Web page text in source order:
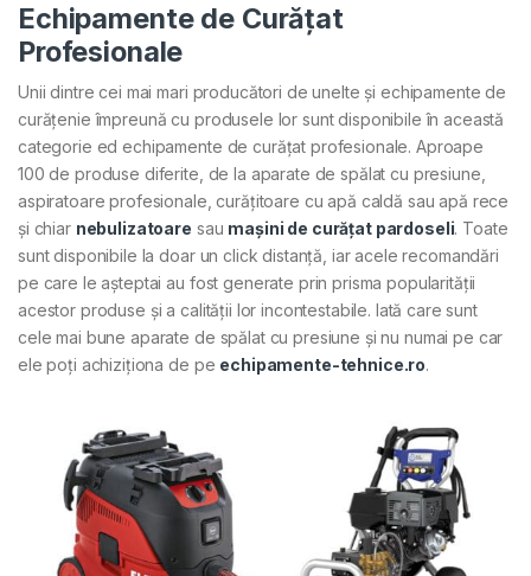
Echipamente de Curățat
Profesionale
Unii dintre cei mai mari producători de unelte și echipamente de
curățenie împreună cu produsele lor sunt disponibile în această
categorie ed echipamente de curățat profesionale. Aproape
100 de produse diferite, de la aparate de spălat cu presiune,
aspiratoare profesionale, curățitoare cu apă caldă sau apă rece
și chiar nebulizatoare sau mașini de curățat pardoseli. Toate
sunt disponibile la doar un click distanță, iar acele recomandări
pe care le așteptai au fost generate prin prisma popularității
acestor produse și a calității lor incontestabile. Iată care sunt
cele mai bune aparate de spălat cu presiune și nu numai pe car
ele poți achiziționa de pe echipamente-tehnice.ro.